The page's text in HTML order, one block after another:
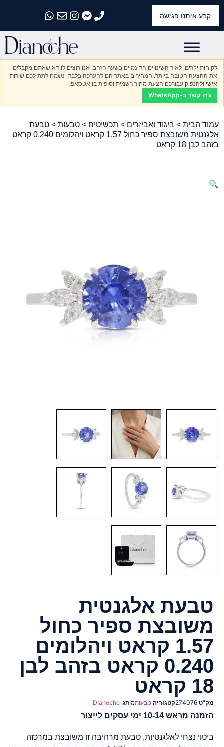
קבע איתנו פגישה
התקשרו אלינו
התקשרו אלינו
התקשרו אלינו
התקשרו אלינו
התקשרו אלינו
לקוחות יקרים, לאור השינויים הדינמיים בשער הזהב, אנו רוצים לוודא שאתם מקבלים
את ההצעה הטובה ביותר. המחירים באתר הם להערכה בלבד. נשמח לתת לכם שירות
אישי ולהנפיק עבורכם הצעת מחיר רשמית וסופית בוואטסאפ.
צרו קשר ב-WhatsApp
עמוד הבית > ביגוד ואביזרים > תכשיטים > טבעות > טבעת
אלגנטית משובצת ספיר כחול 1.57 קראט ויהלומים 0.240 קראט
בזהב לבן 18 קראט
🔍
טבעת אלגנטית
משובצת ספיר כחול
1.57 קראט ויהלומים
0.240 קראט בזהב לבן
18 קראט
מק"ט 274076קטגוריה טבעותמותג: Dianoche
הזמנה מראש 10-14 ימי עסקים לייצור
ביטוי נצחי לאלגנטיות, טבעת מרהיבה זו משובצת במרכזה